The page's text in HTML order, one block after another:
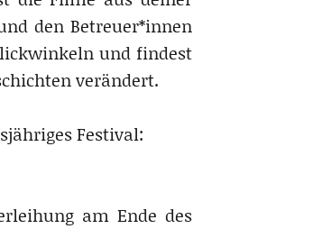
den Betreuer*innen
und findest
verändert.
Festival:
am Ende des